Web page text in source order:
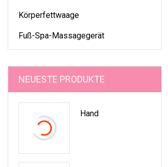
Körperfettwaage
Fuß-Spa-Massagegerät
NEUESTE PRODUKTE
Hand